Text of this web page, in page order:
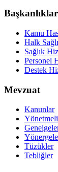
Başkanlıklar
Kamu
Halk
Sağlık
Personel
Destek
Mevzuat
Kanunlar
Tüzükler
Tebliğler